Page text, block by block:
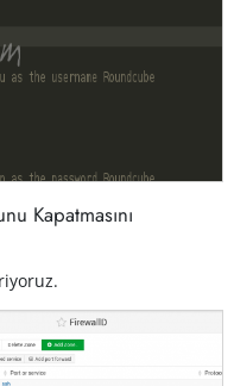
Kapatmasını